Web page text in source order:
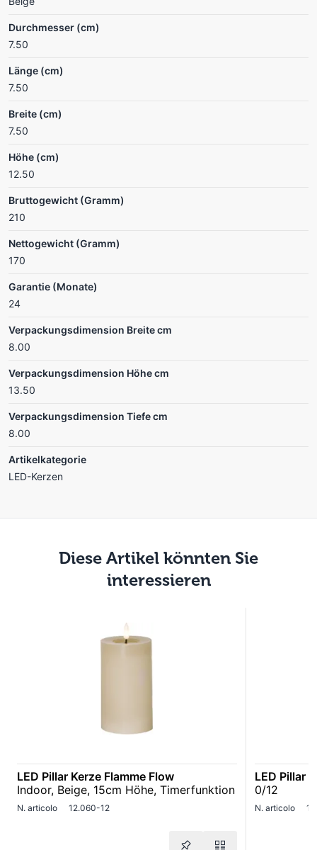
Durchmesser (cm)
7.50
Länge (cm)
7.50
Breite (cm)
7.50
Höhe (cm)
12.50
Bruttogewicht (Gramm)
210
Nettogewicht (Gramm)
170
Garantie (Monate)
24
Verpackungsdimension Breite cm
8.00
Verpackungsdimension Höhe cm
13.50
Verpackungsdimension Tiefe cm
8.00
Artikelkategorie
LED-Kerzen
Diese Artikel könnten Sie
interessieren
LED Pillar Kerze Flamme Flow
Indoor, Beige, 15cm Höhe, Timerfunktion
N. articolo 12.060-12
LED Pillar
0/12
N. articolo